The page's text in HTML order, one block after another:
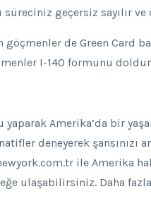
geçersiz sayılır ve
göçmenler de Green Card
I-140 formunu
yaparak Amerika’da bir
deneyerek şansınızı
ile Amerika
ulaşabilirsiniz. Daha